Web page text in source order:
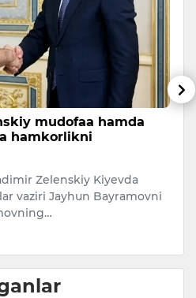
mudofaa hamda
hamkorlikni
Zelenskiy Kiyevda
vaziri Jayhun Bayramovni